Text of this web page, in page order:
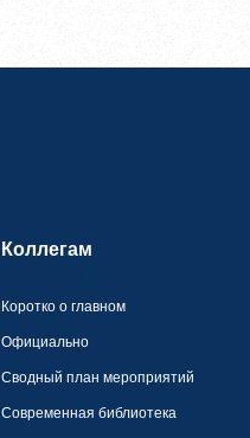
Коллегам
Коротко о главном
Официально
Сводный план мероприятий
Современная библиотека